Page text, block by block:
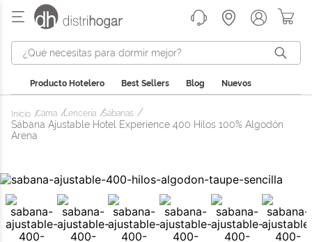
¿Qué necesitas para dormir mejor?
Producto Hotelero Best Sellers Blog Nuevos
Cama Lencería Sábanas
Sábana Ajustable Hotel Experience 400 Hilos 100% Algodón
Arena